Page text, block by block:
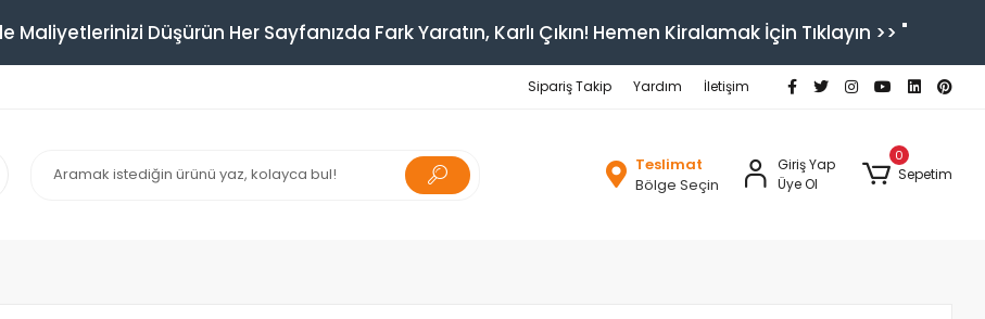
Düşürün Her Sayfanızda Fark Yaratın, Karlı Çıkın! Hemen Kiralamak İçin Tıklayın >> "
Sipariş Takip Yardım İletişim
Teslimat
Bölge Seçin
Giriş Yap
Üye Ol
0
Sepetim